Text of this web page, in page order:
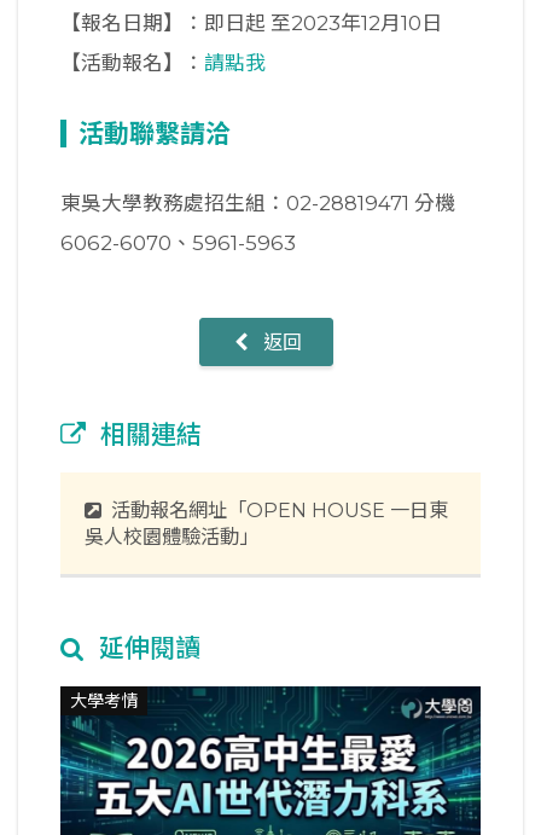
【報名日期】：即日起 至2023年12月10日
【活動報名】： 請點我
活動聯繫請洽
東吳大學教務處招生組：02-28819471 分機
6062-6070、5961-5963
返回
相關連結
活動報名網址「OPEN HOUSE 一日東
吳人校園體驗活動」
延伸閱讀
大學考情